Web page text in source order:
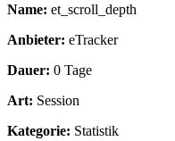
Name: et_scroll_depth
Anbieter: eTracker
Dauer: 0 Tage
Art: Session
Kategorie: Statistik